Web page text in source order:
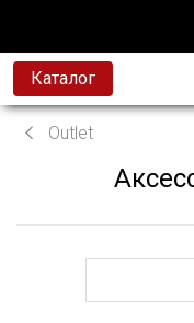
Каталог
техника
техника
и смесители
техника
Outlet